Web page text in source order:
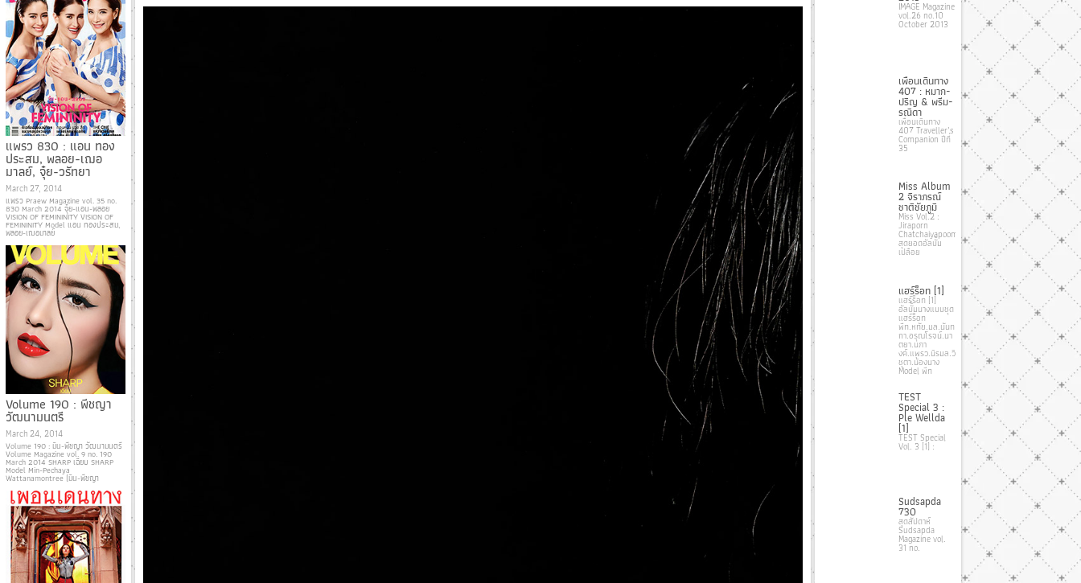
แพรว 830 : แอน ทอง
ประสม, พลอย-เฌอ
มาลย์, จุ๋ย-วรัทยา
March 27, 2014
แพรว Praew Magazine vol. 35 no.
830 March 2014 จุ๋ย-แอน-พลอย
VISION OF FEMININITY VISION OF
FEMININITY Model แอน ทองประสม,
พลอย-เฌอมาลย์
Volume 190 : พีชญา
วัฒนามนตรี
March 24, 2014
Volume 190 : มิน-พีชญา วัฒนามนตรี
Volume Magazine vol. 9 no. 190
March 2014 SHARP เฉียบ SHARP
Model Min-Pechaya
Wattanamontree (มิน-พีชญา
IMAGE Magazine
vol.26 no.10
October 2013
เพื่อนเดินทาง
407 : หมาก-
ปริญ & พรีม-
รณิดา
เพื่อนเดินทาง
407 Traveller’s
Companion ปีที่
35
Miss Album
2 จิราภรณ์
ชาติชัยภูมิ
Miss Vol.2 :
Jiraporn
Chatchaiyapoom
สุดยอดอัลบั้ม
เปลือย
แฮร์ร็อท [1]
แฮร์ร็อท [1]
อัลบั้มนางแบบชุด
แฮร์ร็อท
พีท.หทัย.มล.นันท
กา.อรุณโรจน์.นา
ตยา.นภา
งค์.แพรว.นิรมล.วิ
ชุตา.น้องนาง
Model พีท
TEST
Special 3 :
Ple Wellda
[1]
TEST Special
Vol. 3 [1] :
Sudsapda
730
สุดสัปดาห์
Sudsapda
Magazine vol.
31 no.